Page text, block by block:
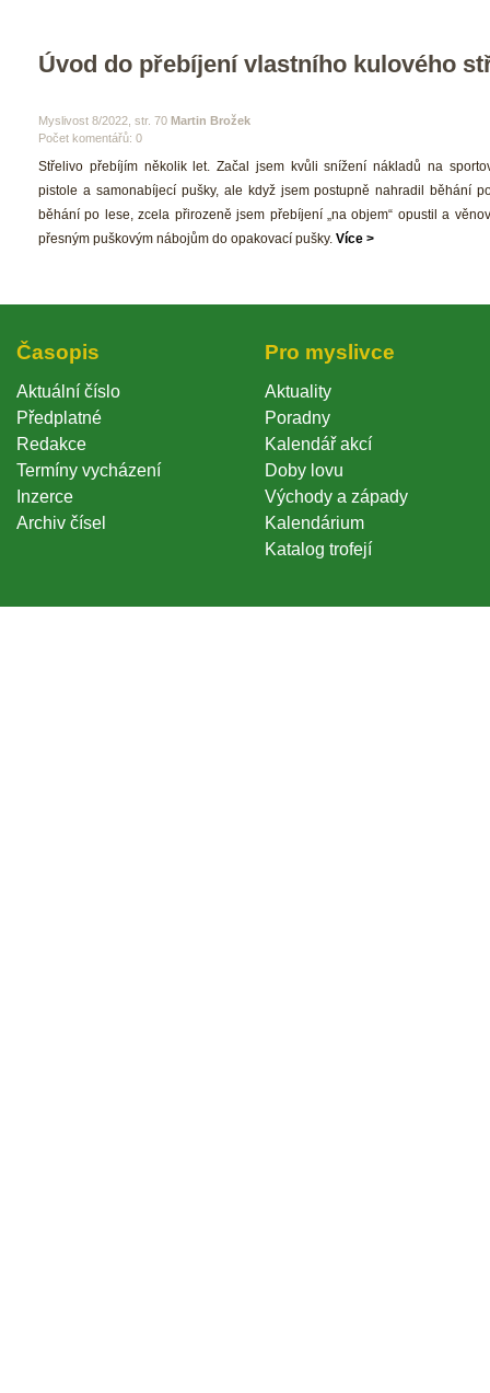
Úvod do přebíjení vlastního kulového
Myslivost 8/2022, str. 70 Martin Brožek
Počet komentářů: 0
Střelivo přebíjím několik let. Začal jsem kvůli snížení nákladů na
pistole a samonabíjecí pušky, ale když jsem postupně nahradil běhání
běhání po lese, zcela přirozeně jsem přebíjení „na objem“ opustil a
přesným puškovým nábojům do opakovací pušky. Více >
Časopi
Aktuální číslo
Předplatné
Redakce
Termíny vycházení
Inzerce
Archiv čísel
Pro myslivce
Aktuality
Poradny
Kalendář akcí
Doby lovu
Východy a západy
Kalendárium
Katalog trofejí